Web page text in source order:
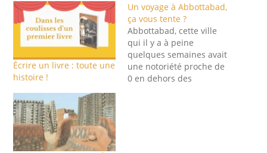
Écrire un livre : toute une
histoire !
Un voyage à Abbottabad,
ça vous tente ?
Abbottabad, cette ville
qui il y a à peine
quelques semaines avait
une notoriété proche de
0 en dehors des